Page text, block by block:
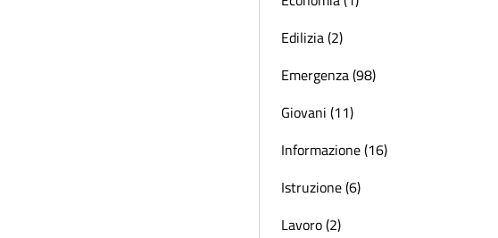
Edilizia (2)
Emergenza (98)
Giovani (11)
Informazione (16)
Istruzione (6)
Lavoro (2)